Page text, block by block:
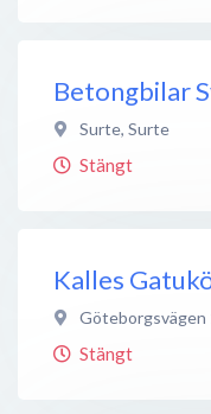
Betongbilar
Surte, Surte
Stängt
Kalles
Göteborgsvägen
Stängt